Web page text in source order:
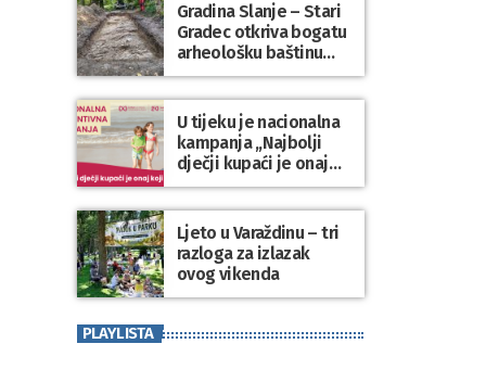
Gradina Slanje – Stari
Gradec otkriva bogatu
arheološku baštinu
Varaždinske županije
U tijeku je nacionalna
kampanja „Najbolji
dječji kupaći je onaj
koji se nosi“
Ljeto u Varaždinu – tri
razloga za izlazak
ovog vikenda
PLAYLISTA